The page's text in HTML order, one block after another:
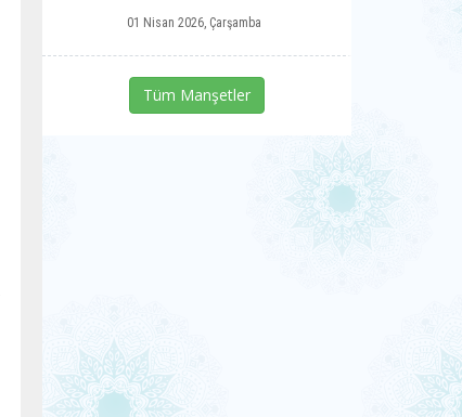
01 Nisan 2026, Çarşamba
Tüm Manşetler